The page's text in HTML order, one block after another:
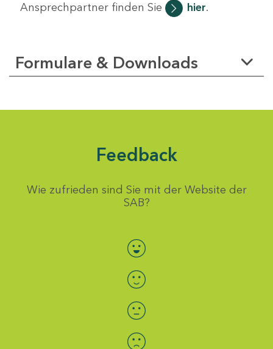
Ansprechpartner finden Sie
hier.
Formulare & Downloads
Feedback
Wie zufrieden sind Sie mit der Website der
SAB?
Bewertung auswählen